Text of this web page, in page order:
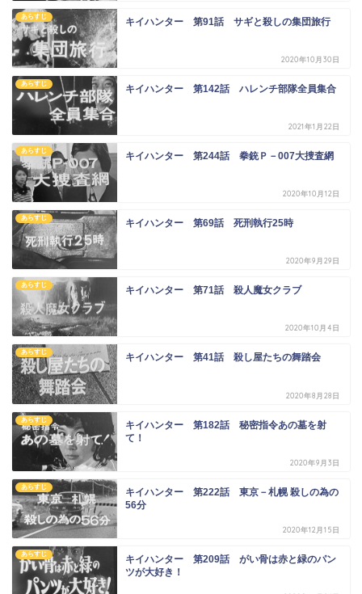
あらすじ キイハンター 第91話 サギと殺しの集団旅行
2020年10月30日
あらすじ キイハンター 第142話 ハレンチ部隊全員集合
2021年1月22日
あらすじ キイハンター 第244話 拳銃Ｐ－007大捜査網
2020年10月12日
あらすじ キイハンター 第69話 死刑執行25時
2020年9月29日
あらすじ キイハンター 第71話 殺人魔女クラブ
2020年10月4日
あらすじ キイハンター 第41話 殺し屋たちの舞踏会
2020年8月28日
あらすじ
キイハンター 第182話 秘密指令あの墓を射
て！
2020年9月3日
あらすじ
キイハンター 第222話 東京－札幌 殺しの為の
56分
2020年12月15日
あらすじ
キイハンター 第209話 がい骨は赤と緑のパン
ツが大好き！